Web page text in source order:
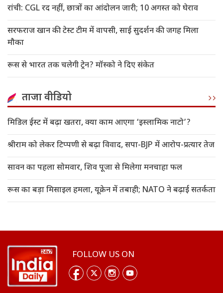
रांची: CGL रद नहीं, छात्रों का आंदोलन जारी; 10 अगस्त को घेराव
सरफराज खान की टेस्ट टीम में वापसी, साई सुदर्शन की जगह मिला
मौका
रूस से भारत तक चलेगी ट्रेन? मॉस्को ने दिए संकेत
ताजा वीडियो
मिडिल ईस्ट में बढ़ा खतरा, क्या काम आएगा ‘इस्लामिक नाटो’?
श्रीराम को लेकर टिप्पणी से बढ़ा विवाद, सपा-BJP में आरोप-प्रत्यार तेज
सावन का पहला सोमवार, शिव पूजा से मिलेगा मनचाहा फल
रूस का बड़ा मिसाइल हमला, यूक्रेन में तबाही; NATO ने बढ़ाई सतर्कता
FOLLOW US ON